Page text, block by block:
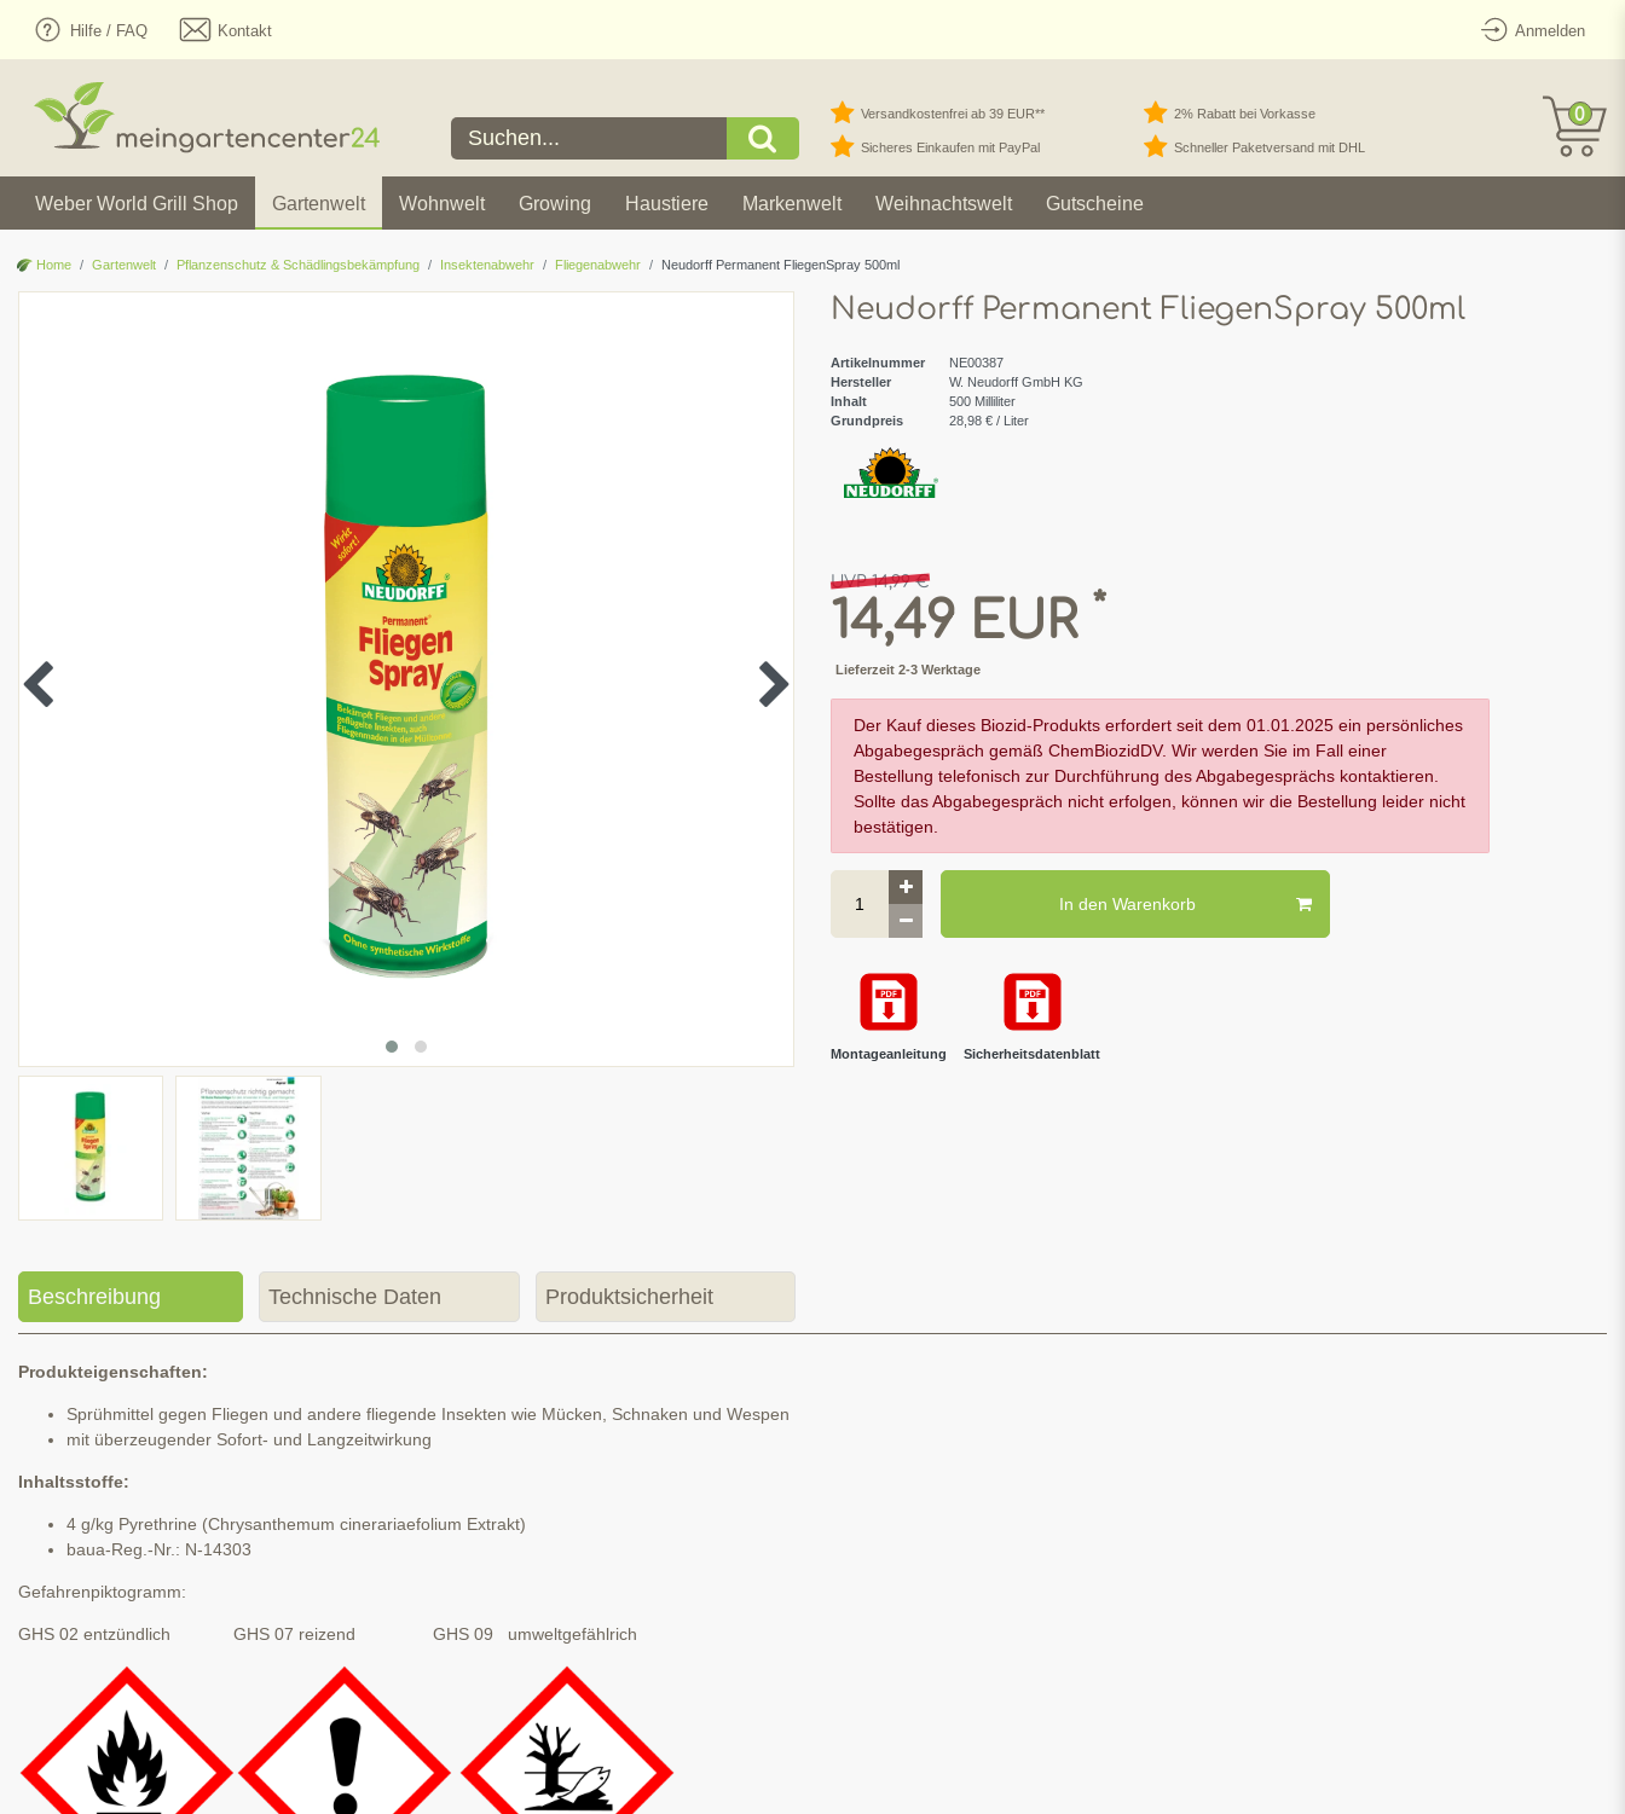
Hilfe / FAQ Kontakt Anmelden
Versandkostenfrei ab 39 EUR** 2% Rabatt bei Vorkasse
Sicheres Einkaufen mit PayPal Schneller Paketversand mit DHL
0
Weber World Grill Shop Gartenwelt Wohnwelt Growing Haustiere Markenwelt Weihnachtswelt Gutscheine
Home Gartenwelt Pflanzenschutz & Schädlingsbekämpfung Insektenabwehr Fliegenabwehr Neudorff Permanent FliegenSpray 500ml
Neudorff Permanent FliegenSpray 500ml
Artikelnummer
NE00387
Hersteller
W. Neudorff GmbH KG
Inhalt
500 Milliliter
Grundpreis
28,98 € / Liter
UVP 14,99 €
14,49 EUR *
Lieferzeit 2-3 Werktage
Der Kauf dieses Biozid-Produkts erfordert seit dem 01.01.2025 ein persönliches
Abgabegespräch gemäß ChemBiozidDV. Wir werden Sie im Fall einer
Bestellung telefonisch zur Durchführung des Abgabegesprächs kontaktieren.
Sollte das Abgabegespräch nicht erfolgen, können wir die Bestellung leider nicht
bestätigen.
In den Warenkorb
Montageanleitung Sicherheitsdatenblatt
Beschreibung Technische Daten Produktsicherheit
Produkteigenschaften:
Sprühmittel gegen Fliegen und andere fliegende Insekten wie Mücken, Schnaken und Wespen
mit überzeugender Sofort- und Langzeitwirkung
Inhaltsstoffe:
4 g/kg Pyrethrine (Chrysanthemum cinerariaefolium Extrakt)
baua-Reg.-Nr.: N-14303
Gefahrenpiktogramm:
GHS 02 entzündlich GHS 07 reizend GHS 09 umweltgefählrich